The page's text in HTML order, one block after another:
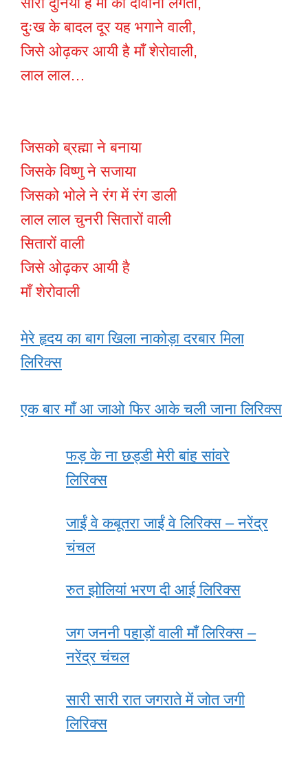
दुःख के बादल दूर यह भगाने वाली,
जिसे ओढ़कर आयी है माँ शेरोवाली,
लाल लाल…
जिसको ब्रह्मा ने बनाया
जिसके विष्णु ने सजाया
जिसको भोले ने रंग में रंग डाली
लाल लाल चुनरी सितारों वाली
सितारों वाली
जिसे ओढ़कर आयी है
माँ शेरोवाली
मेरे हृदय का बाग खिला नाकोड़ा दरबार मिला
लिरिक्स
एक बार माँ आ जाओ फिर आके चली जाना लिरिक्स
फड़ के ना छड्डी मेरी बांह सांवरे
लिरिक्स
जाईं वे कबूतरा जाईं वे लिरिक्स – नरेंद्र
चंचल
रुत झोलियां भरण दी आई लिरिक्स
जग जननी पहाड़ों वाली माँ लिरिक्स –
नरेंद्र चंचल
सारी सारी रात जगराते में जोत जगी
लिरिक्स